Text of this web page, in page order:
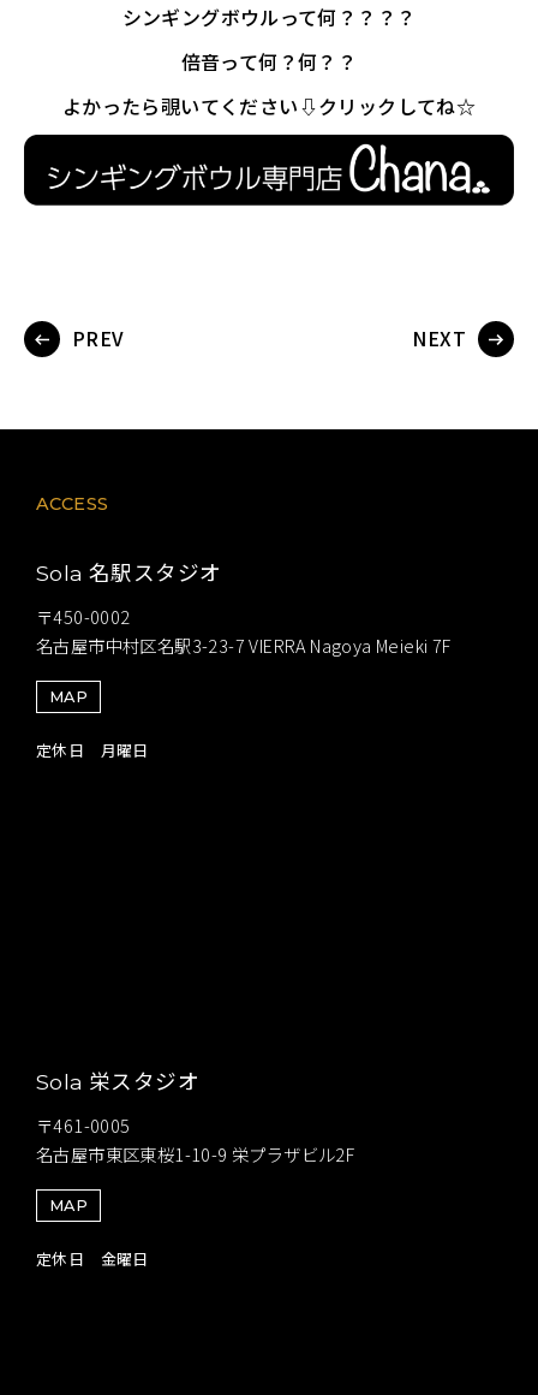
シンギングボウルって何？？？？
倍音って何？何？？
よかったら覗いてください⇩クリックしてね☆
PREV NEXT
ACCESS
Sola 名駅スタジオ
〒450-0002
名古屋市中村区名駅3-23-7 VIERRA Nagoya Meieki 7F
MAP
定休日 月曜日
Sola 栄スタジオ
〒461-0005
名古屋市東区東桜1-10-9 栄プラザビル2F
MAP
定休日 金曜日